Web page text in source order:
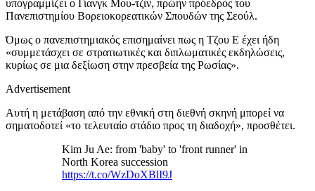
υπογραμμίζει ο Γιανγκ Μου-τζιν, πρώην πρόεδρος του
Πανεπιστημίου Βορειοκορεατικών Σπουδών της Σεούλ.
Όμως ο πανεπιστημιακός επισημαίνει πως η Τζου Ε έχει ήδη
«συμμετάσχει σε στρατιωτικές και διπλωματικές εκδηλώσεις,
κυρίως σε μια δεξίωση στην πρεσβεία της Ρωσίας».
Advertisement
Αυτή η μετάβαση από την εθνική στη διεθνή σκηνή μπορεί να
σηματοδοτεί «το τελευταίο στάδιο προς τη διαδοχή», προσθέτει.
Kim Ju Ae: from 'baby' to 'front runner' in
North Korea succession
https://t.co/WzDoXBlI9J